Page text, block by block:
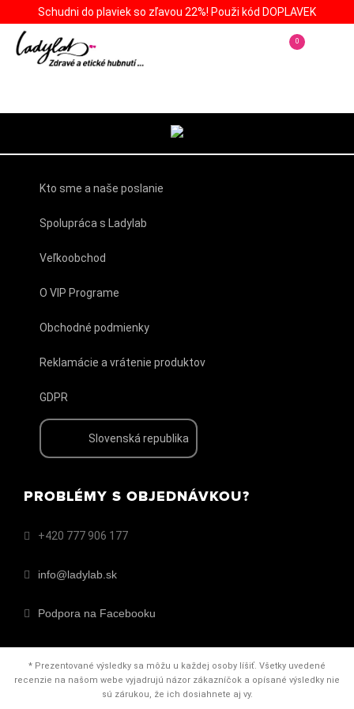
Schudni do plaviek so zľavou 22%! Použi kód DOPLAVEK
0
Kto sme a naše poslanie
Spolupráca s Ladylab
Veľkoobchod
O VIP Programe
Obchodné podmienky
Reklamácie a vrátenie produktov
GDPR
Slovenská republika
PROBLÉMY S OBJEDNÁVKOU?
+420 777 906 177
info@ladylab.sk
Podpora na Facebooku
* Prezentované výsledky sa môžu u každej osoby líšiť. Všetky uvedené
recenzie na našom webe vyjadrujú názor zákazníčok a opísané výsledky nie
sú zárukou, že ich dosiahnete aj vy.